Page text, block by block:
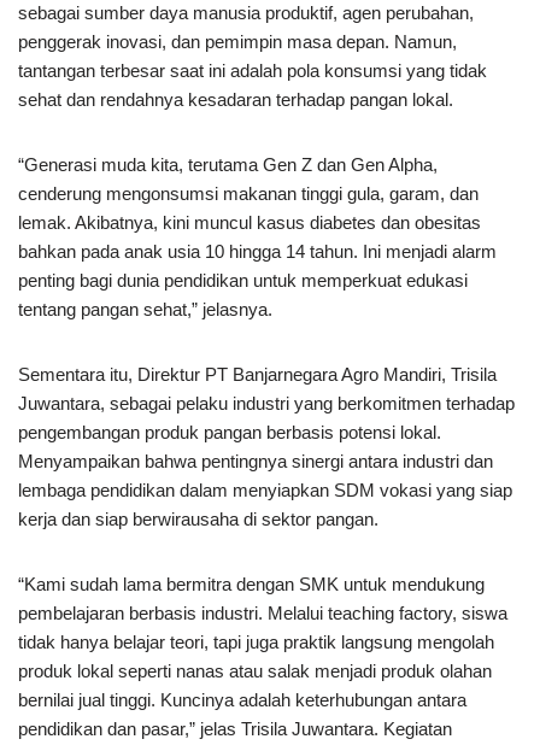
sebagai sumber daya manusia produktif, agen perubahan,
penggerak inovasi, dan pemimpin masa depan. Namun,
tantangan terbesar saat ini adalah pola konsumsi yang tidak
sehat dan rendahnya kesadaran terhadap pangan lokal.
“Generasi muda kita, terutama Gen Z dan Gen Alpha,
cenderung mengonsumsi makanan tinggi gula, garam, dan
lemak. Akibatnya, kini muncul kasus diabetes dan obesitas
bahkan pada anak usia 10 hingga 14 tahun. Ini menjadi alarm
penting bagi dunia pendidikan untuk memperkuat edukasi
tentang pangan sehat,” jelasnya.
Sementara itu, Direktur PT Banjarnegara Agro Mandiri, Trisila
Juwantara, sebagai pelaku industri yang berkomitmen terhadap
pengembangan produk pangan berbasis potensi lokal.
Menyampaikan bahwa pentingnya sinergi antara industri dan
lembaga pendidikan dalam menyiapkan SDM vokasi yang siap
kerja dan siap berwirausaha di sektor pangan.
“Kami sudah lama bermitra dengan SMK untuk mendukung
pembelajaran berbasis industri. Melalui teaching factory, siswa
tidak hanya belajar teori, tapi juga praktik langsung mengolah
produk lokal seperti nanas atau salak menjadi produk olahan
bernilai jual tinggi. Kuncinya adalah keterhubungan antara
pendidikan dan pasar,” jelas Trisila Juwantara. Kegiatan